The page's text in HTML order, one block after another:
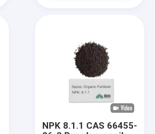
NPK 8.1.1 CAS 66455-